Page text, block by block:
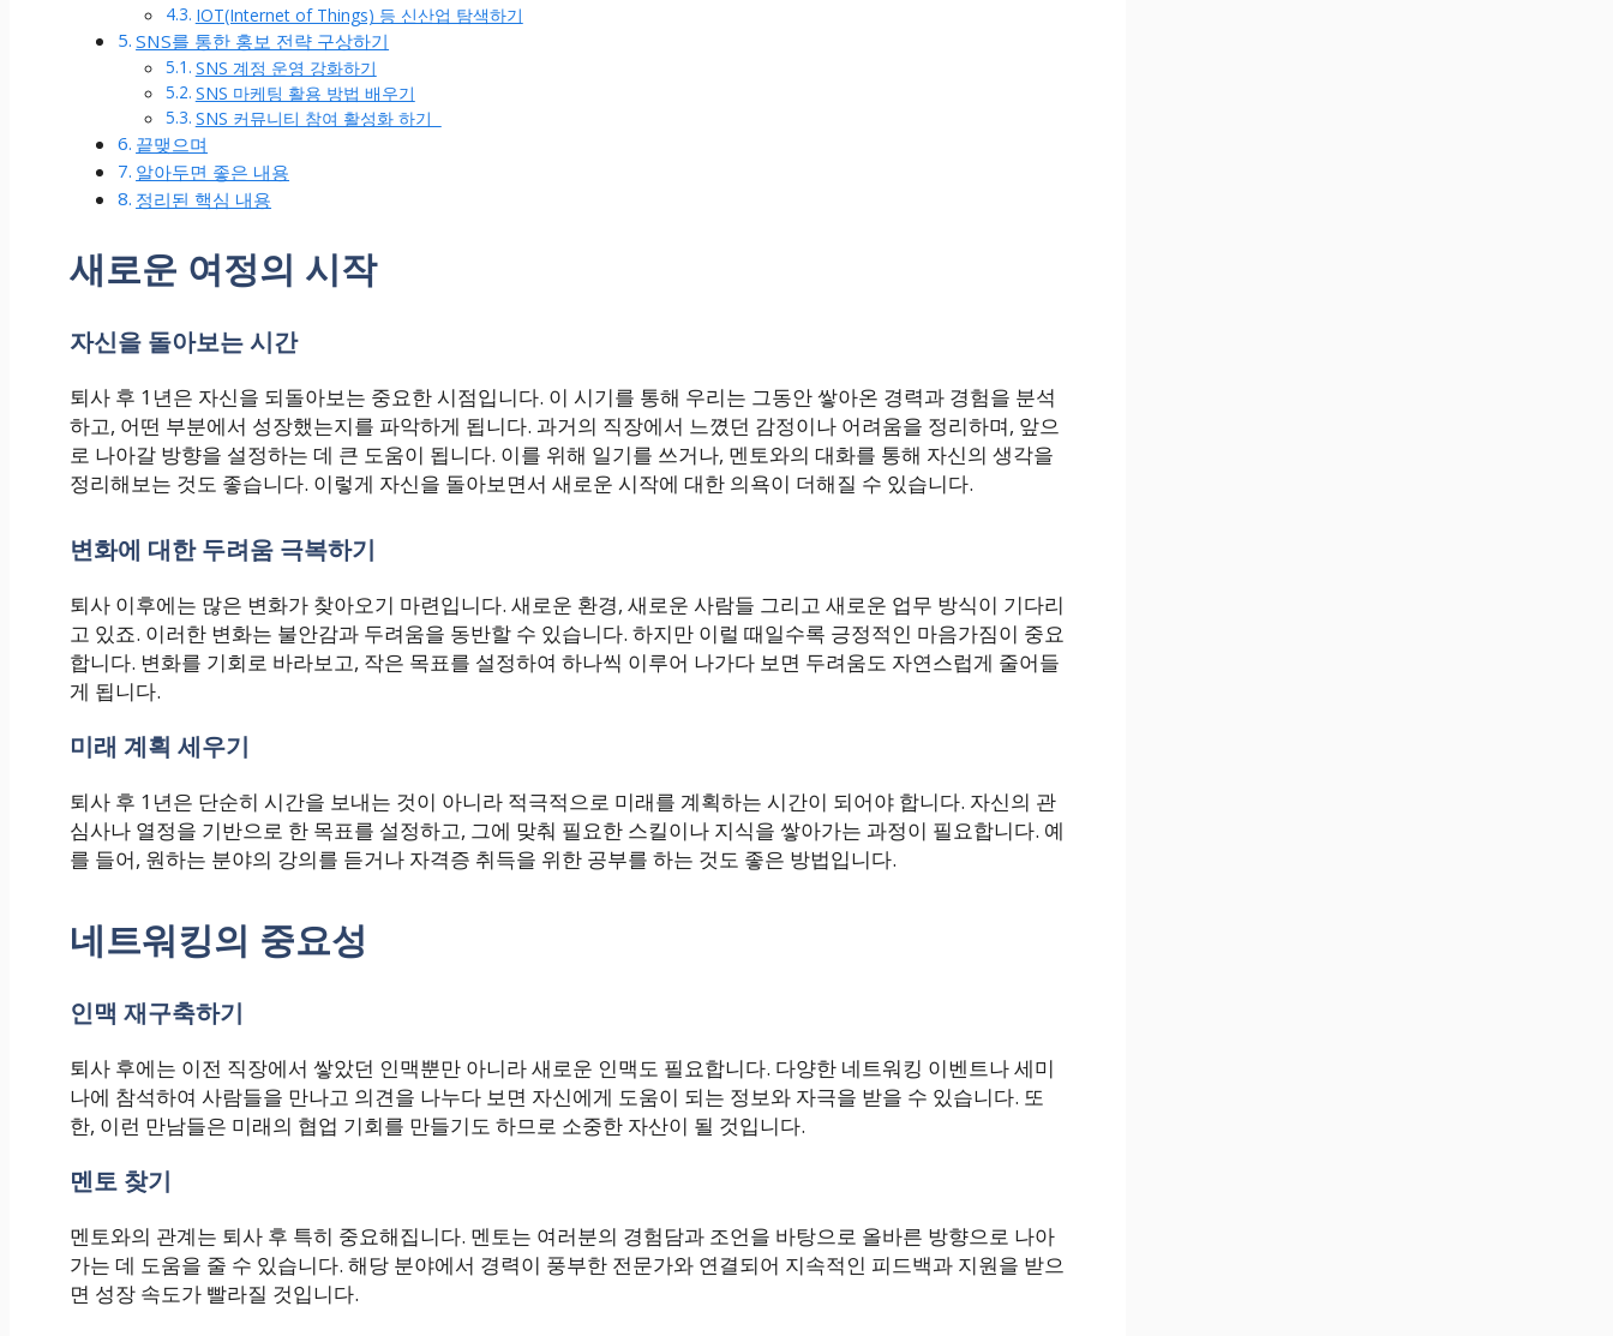
IOT(Internet of Things) 등 신산업 탐색하기
SNS를 통한 홍보 전략 구상하기
SNS 계정 운영 강화하기
SNS 마케팅 활용 방법 배우기
SNS 커뮤니티 참여 활성화 하기
끝맺으며
알아두면 좋은 내용
정리된 핵심 내용
새로운 여정의 시작
자신을 돌아보는 시간
퇴사 후 1년은 자신을 되돌아보는 중요한 시점입니다. 이 시기를 통해 우리는 그동안 쌓아온 경력과 경험을 분석
하고, 어떤 부분에서 성장했는지를 파악하게 됩니다. 과거의 직장에서 느꼈던 감정이나 어려움을 정리하며, 앞으
로 나아갈 방향을 설정하는 데 큰 도움이 됩니다. 이를 위해 일기를 쓰거나, 멘토와의 대화를 통해 자신의 생각을
정리해보는 것도 좋습니다. 이렇게 자신을 돌아보면서 새로운 시작에 대한 의욕이 더해질 수 있습니다.
변화에 대한 두려움 극복하기
퇴사 이후에는 많은 변화가 찾아오기 마련입니다. 새로운 환경, 새로운 사람들 그리고 새로운 업무 방식이 기다리
고 있죠. 이러한 변화는 불안감과 두려움을 동반할 수 있습니다. 하지만 이럴 때일수록 긍정적인 마음가짐이 중요
합니다. 변화를 기회로 바라보고, 작은 목표를 설정하여 하나씩 이루어 나가다 보면 두려움도 자연스럽게 줄어들
게 됩니다.
미래 계획 세우기
퇴사 후 1년은 단순히 시간을 보내는 것이 아니라 적극적으로 미래를 계획하는 시간이 되어야 합니다. 자신의 관
심사나 열정을 기반으로 한 목표를 설정하고, 그에 맞춰 필요한 스킬이나 지식을 쌓아가는 과정이 필요합니다. 예
를 들어, 원하는 분야의 강의를 듣거나 자격증 취득을 위한 공부를 하는 것도 좋은 방법입니다.
네트워킹의 중요성
인맥 재구축하기
퇴사 후에는 이전 직장에서 쌓았던 인맥뿐만 아니라 새로운 인맥도 필요합니다. 다양한 네트워킹 이벤트나 세미
나에 참석하여 사람들을 만나고 의견을 나누다 보면 자신에게 도움이 되는 정보와 자극을 받을 수 있습니다. 또
한, 이런 만남들은 미래의 협업 기회를 만들기도 하므로 소중한 자산이 될 것입니다.
멘토 찾기
멘토와의 관계는 퇴사 후 특히 중요해집니다. 멘토는 여러분의 경험담과 조언을 바탕으로 올바른 방향으로 나아
가는 데 도움을 줄 수 있습니다. 해당 분야에서 경력이 풍부한 전문가와 연결되어 지속적인 피드백과 지원을 받으
면 성장 속도가 빨라질 것입니다.